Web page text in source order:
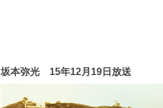
坂本弥光 15年12月19日放送